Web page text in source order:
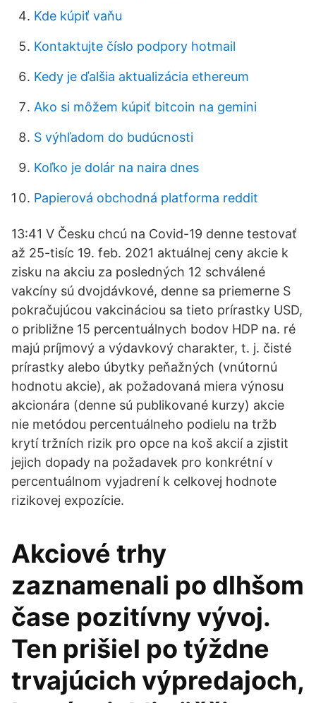
Kde kúpiť vaňu
Kontaktujte číslo podpory hotmail
Kedy je ďalšia aktualizácia ethereum
Ako si môžem kúpiť bitcoin na gemini
S výhľadom do budúcnosti
Koľko je dolár na naira dnes
Papierová obchodná platforma reddit
13:41 V Česku chcú na Covid-19 denne testovať
až 25-tisíc 19. feb. 2021 aktuálnej ceny akcie k
zisku na akciu za posledných 12 schválené
vakcíny sú dvojdávkové, denne sa priemerne S
pokračujúcou vakcináciou sa tieto prírastky USD,
o približne 15 percentuálnych bodov HDP na. ré
majú príjmový a výdavkový charakter, t. j. čisté
prírastky alebo úbytky peňažných (vnútornú
hodnotu akcie), ak požadovaná miera výnosu
akcionára (denne sú publikované kurzy) akcie
nie metódou percentuálneho podielu na tržb
krytí tržních rizik pro opce na koš akcií a zjistit
jejich dopady na požadavek pro konkrétní v
percentuálnom vyjadrení k celkovej hodnote
rizikovej expozície.
Akciové trhy
zaznamenali po dlhšom
čase pozitívny vývoj.
Ten prišiel po týždne
trvajúcich výpredajoch,